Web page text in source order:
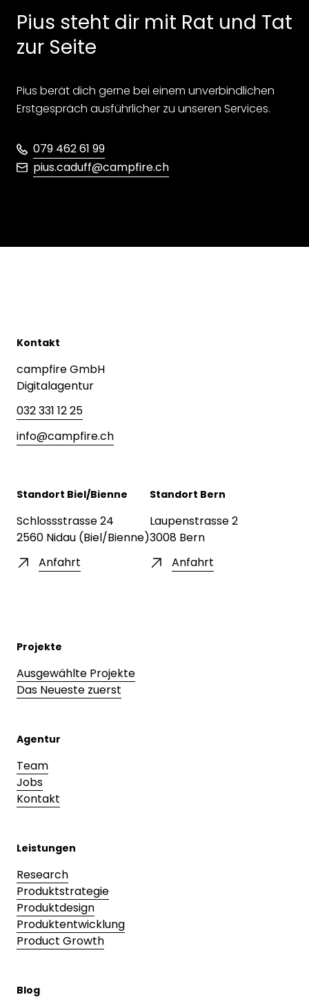
Pius steht dir mit Rat und Tat
zur Seite
Pius berät dich gerne bei einem unverbindlichen
Erstgespräch ausführlicher zu unseren Services.
079 462 61 99
pius.caduff@campfire.ch
Kontakt
campfire GmbH
Digitalagentur
032 331 12 25
info@campfire.ch
Standort Biel/Bienne
Schlossstrasse 24
2560 Nidau (Biel/Bienne)
Anfahrt
Standort Bern
Laupenstrasse 2
3008 Bern
Anfahrt
Projekte
Ausgewählte Projekte
Das Neueste zuerst
Agentur
Team
Jobs
Kontakt
Leistungen
Research
Produktstrategie
Produktdesign
Produktentwicklung
Product Growth
Blog